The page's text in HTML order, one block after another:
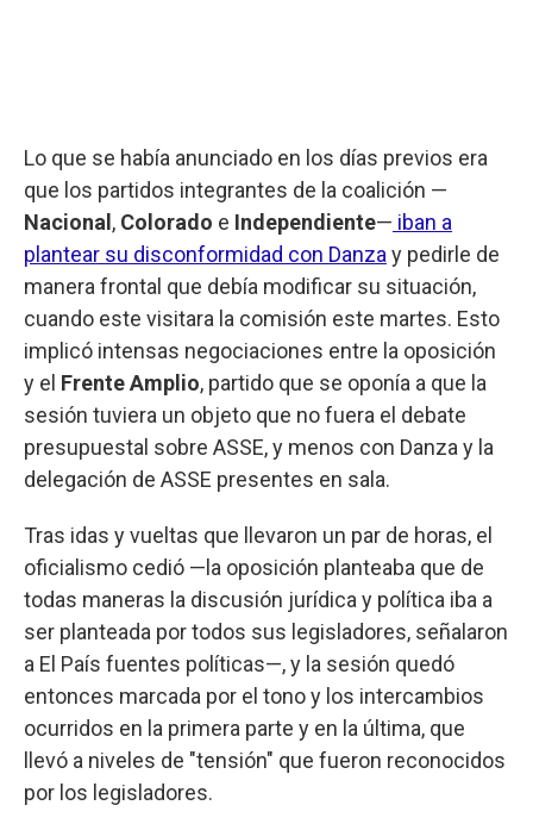
Lo que se había anunciado en los días previos era
que los partidos integrantes de la coalición —
Nacional , Colorado e Independiente— iban a
plantear su disconformidad con Danza y pedirle de
manera frontal que debía modificar su situación,
cuando este visitara la comisión este martes. Esto
implicó intensas negociaciones entre la oposición
y el Frente Amplio, partido que se oponía a que la
sesión tuviera un objeto que no fuera el debate
presupuestal sobre ASSE, y menos con Danza y la
delegación de ASSE presentes en sala.
Tras idas y vueltas que llevaron un par de horas, el
oficialismo cedió —la oposición planteaba que de
todas maneras la discusión jurídica y política iba a
ser planteada por todos sus legisladores, señalaron
a El País fuentes políticas—, y la sesión quedó
entonces marcada por el tono y los intercambios
ocurridos en la primera parte y en la última, que
llevó a niveles de "tensión" que fueron reconocidos
por los legisladores.